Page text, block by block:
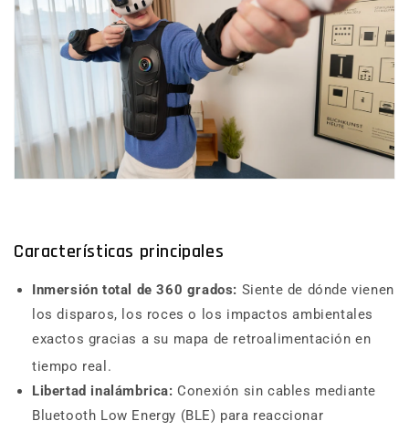
Características principales
Inmersión total de 360 grados: Siente de dónde vienen
los disparos, los roces o los impactos ambientales
exactos gracias a su mapa de retroalimentación en
tiempo real.
Libertad inalámbrica: Conexión sin cables mediante
Bluetooth Low Energy (BLE) para reaccionar